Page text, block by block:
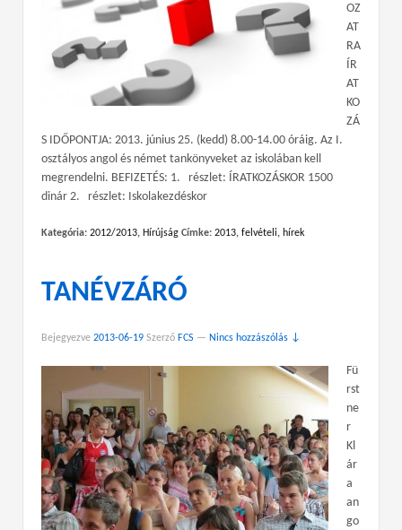
OZ
AT
RA
ÍR
AT
KO
ZÁ
S IDŐPONTJA: 2013. június 25. (kedd) 8.00-14.00 óráig. Az I.
osztályos angol és német tankönyveket az iskolában kell
megrendelni. BEFIZETÉS: 1. részlet: ÍRATKOZÁSKOR 1500
dinár 2. részlet: Iskolakezdéskor
Kategória: 2012/2013, Hírújság Címke: 2013, felvételi, hírek
TANÉVZÁRÓ
Bejegyezve 2013-06-19 Szerző FCS — Nincs hozzászólás ↓
Fü
rst
ne
r
Kl
ár
a
an
go